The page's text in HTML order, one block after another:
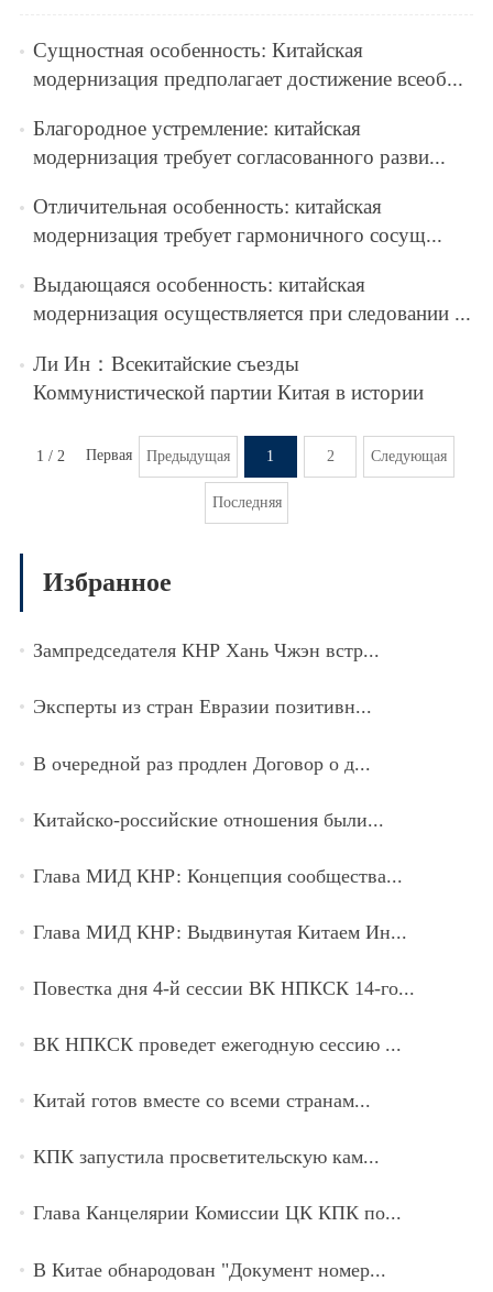
Сущностная особенность: Китайская
модернизация предполагает достижение всеоб...
Благородное устремление: китайская
модернизация требует согласованного разви...
Отличительная особенность: китайская
модернизация требует гармоничного сосущ...
Выдающаяся особенность: китайская
модернизация осуществляется при следовании ...
Ли Ин：Всекитайские съезды
Коммунистической партии Китая в истории
1 / 2 Первая Предыдущая 1 2 Следующая
Последняя
Избранное
Зампредседателя КНР Хань Чжэн встр...
Эксперты из стран Евразии позитивн...
В очередной раз продлен Договор о д...
Китайско-российские отношения были...
Глава МИД КНР: Концепция сообщества...
Глава МИД КНР: Выдвинутая Китаем Ин...
Повестка дня 4-й сессии ВК НПКСК 14-го...
ВК НПКСК проведет ежегодную сессию ...
Китай готов вместе со всеми странам...
КПК запустила просветительскую кам...
Глава Канцелярии Комиссии ЦК КПК по...
В Китае обнародован "Документ номер...